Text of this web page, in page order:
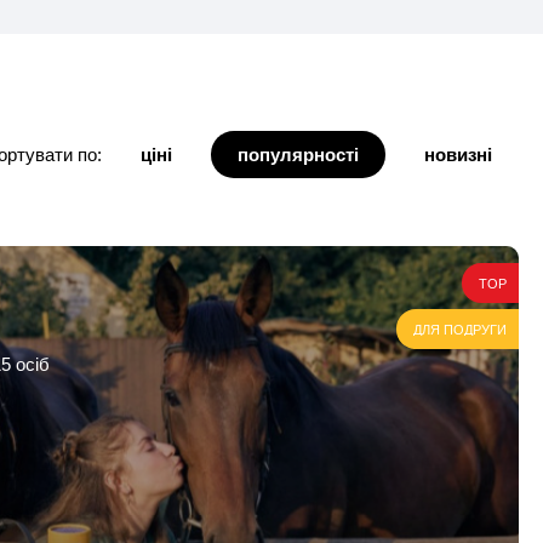
по: ціні популярності новизні
осіб
TOP
ДЛЯ ПОДРУГИ